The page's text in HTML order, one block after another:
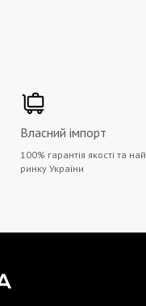
Власний імпорт
100% гарантія якості та
ринку України